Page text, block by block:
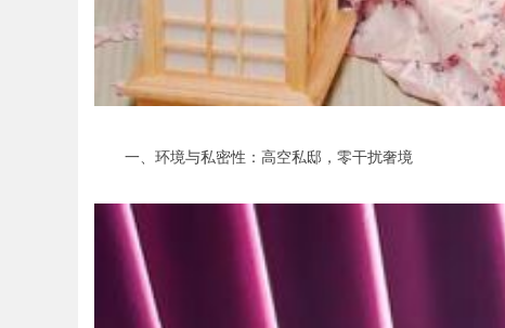
一、环境与私密性：高空私邸，零干扰奢境